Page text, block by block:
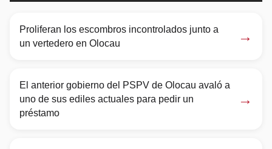
Proliferan los escombros incontrolados junto a
un vertedero en Olocau
→
El anterior gobierno del PSPV de Olocau avaló a
uno de sus ediles actuales para pedir un
préstamo
→